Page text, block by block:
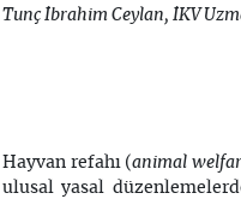
Tunç İbrahim Ceylan, İKV
Hayvan refahı (animal
ulusal yasal